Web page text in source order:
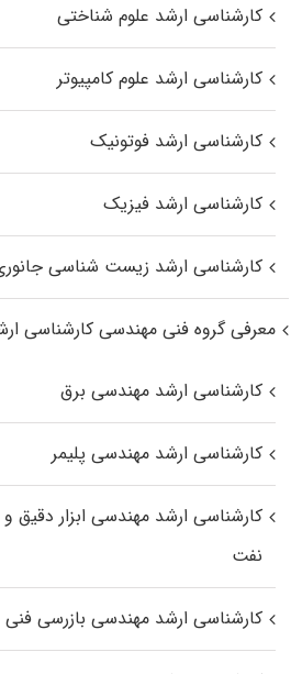
کارشناسی ارشد علوم شناختی
کارشناسی ارشد علوم کامپیوتر
کارشناسی ارشد فوتونیک
کارشناسی ارشد فیزیک
کارشناسی ارشد زیست‌ شناسی
معرفی گروه فنی مهندسی کارشناسی
کارشناسی ارشد مهندسی برق
کارشناسی ارشد مهندسی پلیمر
کارشناسی ارشد مهندسی ابزار دقیق
نفت
کارشناسی ارشد مهندسی بازرسی فنی